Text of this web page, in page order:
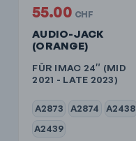
AUDIO-JACK
(ORANGE)
FÜR IMAC 24″ (MID
2021 - LATE 2023)
A2873 A2874
A2438
A2439
55.00 CHF